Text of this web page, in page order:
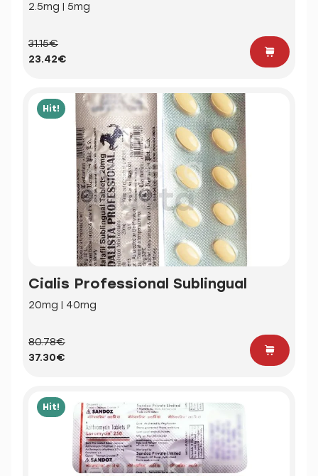
2.5mg | 5mg
31.15€
23.42€
Hit!
Cialis Professional Sublingual
20mg | 40mg
80.78€
37.30€
Hit!